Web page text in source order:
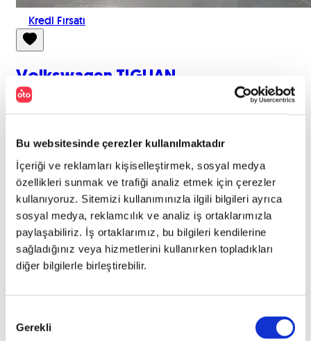
Bu websitesinde çerezler kullanılmaktadır
İçeriği ve reklamları kişiselleştirmek, sosyal medya
özellikleri sunmak ve trafiği analiz etmek için çerezler
kullanıyoruz. Sitemizi kullanımınızla ilgili bilgileri ayrıca
sosyal medya, reklamcılık ve analiz iş ortaklarımızla
paylaşabiliriz. İş ortaklarımız, bu bilgileri kendilerine
sağladığınız veya hizmetlerini kullanırken topladıkları
diğer bilgilerle birleştirebilir.
Seçimi
Gerekli
Kredi Fırsatı
Volkswagen TIGUAN
TIGUAN 1.5 TSI ACT 150 DSG HIGHLINE
2.054.000 TL
128.580KM
Benzin
Otomatik